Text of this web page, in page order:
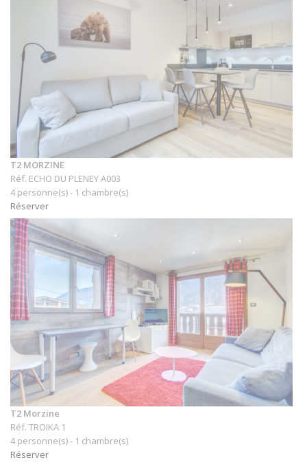
T2 MORZINE
Réf. ECHO DU PLENEY A003
4 personne(s) - 1 chambre(s)
Réserver
T2 Morzine
Réf. TROIKA 1
4 personne(s) - 1 chambre(s)
Réserver